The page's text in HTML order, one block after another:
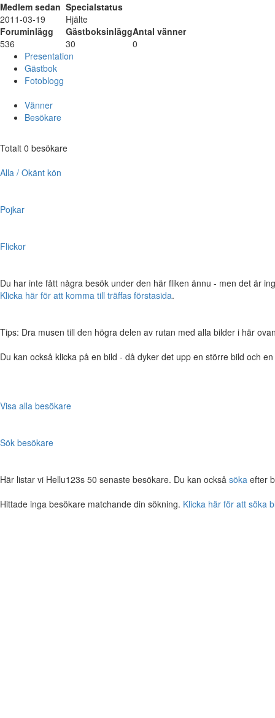
Medlem sedan Specialstatus
2011-03-19
Hjälte
Foruminlägg
GästboksinläggAntal vänner
536
30
0
Presentation
Gästbok
Fotoblogg
Vänner
Besökare
Totalt 0 besökare
Alla / Okänt kön
Pojkar
Flickor
Du har inte fått några besök under den här fliken ännu - men det är
Klicka här för att komma till träffas förstasida.
Tips: Dra musen till den högra delen av rutan med alla bilder i här
Du kan också klicka på en bild - då dyker det upp en större bild och
Visa alla besökare
Sök besökare
Här listar vi Hellu123s 50 senaste besökare. Du kan också söka efter
Hittade inga besökare matchande din sökning. Klicka här för att söka